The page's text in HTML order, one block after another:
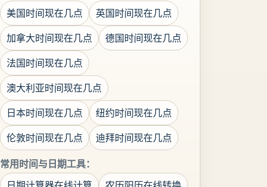
美国时间现在几点
英国时间现在几点
加拿大时间现在几点
德国时间现在几点
法国时间现在几点
澳大利亚时间现在几点
日本时间现在几点
纽约时间现在几点
伦敦时间现在几点
迪拜时间现在几点
常用时间与日期工具：